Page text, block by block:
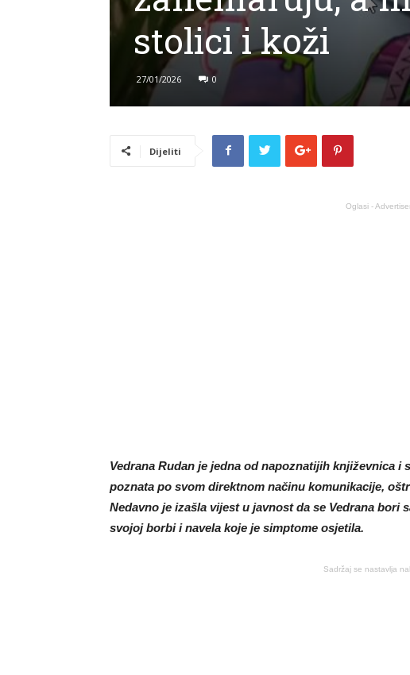
stolici i koži
27/01/2026 0
Dijeliti
Oglasi -
Vedrana Rudan je jedna od napoznatijih književnica i
poznata po svom direktnom načinu komunikacije,
Nedavno je izašla vijest u javnost da se Vedrana bori
svojoj borbi i navela koje je simptome osjetila.
Sadržaj se nastavlja